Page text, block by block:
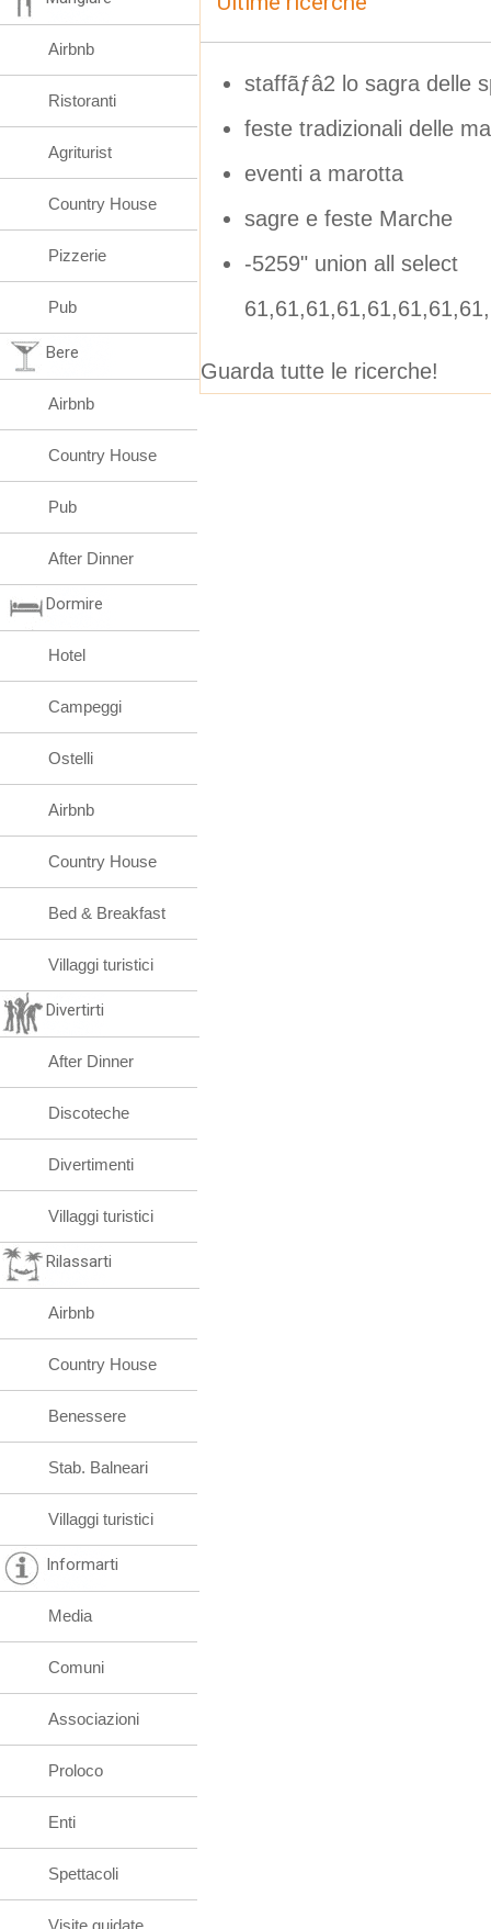
staffãƒâ2 lo sagra delle
feste tradizionali delle
eventi a marotta
sagre e feste Marche
-5259" union all select
Guarda tutte le ricerche!
Airbnb
Ristoranti
Agriturist
Country House
Pizzerie
Pub
Bere
Airbnb
Country House
Pub
After Dinner
Dormire
Hotel
Campeggi
Ostelli
Airbnb
Country House
Bed & Breakfast
Villaggi turistici
Divertirti
After Dinner
Discoteche
Divertimenti
Villaggi turistici
Rilassarti
Airbnb
Country House
Benessere
Stab. Balneari
Villaggi turistici
Informarti
Media
Comuni
Associazioni
Proloco
Enti
Spettacoli
Visite guidate